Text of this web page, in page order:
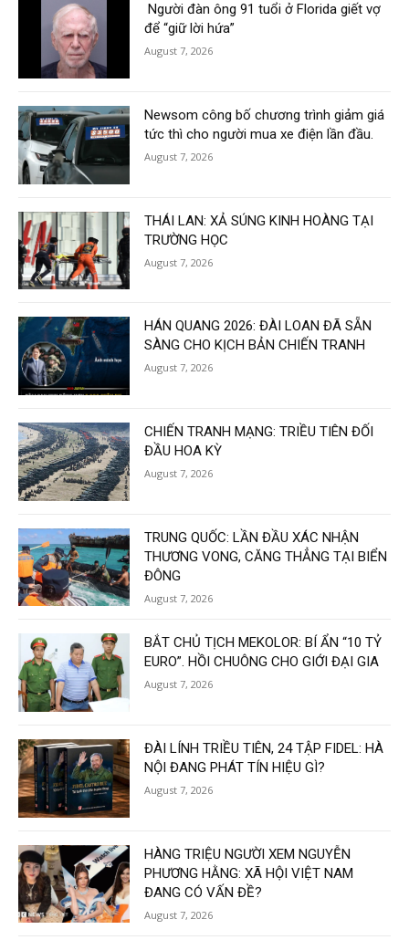
Người đàn ông 91 tuổi ở Florida giết vợ
để “giữ lời hứa”
August 7, 2026
Newsom công bố chương trình giảm giá
tức thì cho người mua xe điện lần đầu.
August 7, 2026
THÁI LAN: XẢ SÚNG KINH HOÀNG TẠI
TRƯỜNG HỌC
August 7, 2026
HÁN QUANG 2026: ĐÀI LOAN ĐÃ SẴN
SÀNG CHO KỊCH BẢN CHIẾN TRANH
August 7, 2026
CHIẾN TRANH MẠNG: TRIỀU TIÊN ĐỐI
ĐẦU HOA KỲ
August 7, 2026
TRUNG QUỐC: LẦN ĐẦU XÁC NHẬN
THƯƠNG VONG, CĂNG THẲNG TẠI BIỂN
ĐÔNG
August 7, 2026
BẮT CHỦ TỊCH MEKOLOR: BÍ ẨN “10 TỶ
EURO”. HỒI CHUÔNG CHO GIỚI ĐẠI GIA
August 7, 2026
ĐÀI LÍNH TRIỀU TIÊN, 24 TẬP FIDEL: HÀ
NỘI ĐANG PHÁT TÍN HIỆU GÌ?
August 7, 2026
HÀNG TRIỆU NGƯỜI XEM NGUYỄN
PHƯƠNG HẰNG: XÃ HỘI VIỆT NAM
ĐANG CÓ VẤN ĐỀ?
August 7, 2026